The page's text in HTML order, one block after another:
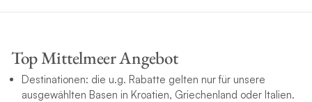
Top Mittelmeer Angebot
Destinationen: die u.g. Rabatte gelten nur für unsere
ausgewählten Basen in Kroatien, Griechenland oder Italien.